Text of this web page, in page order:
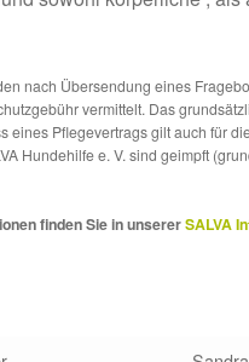
nach Übersendung eines
vermittelt. Das
eines Pflegevertrags gilt auch für
Hundehilfe e. V. sind geimpft
finden Sie in unsererSALVA